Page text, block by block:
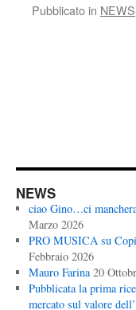
Pubblicato in NEWS
NEWS
ciao Gino…ci
Marzo 2026
PRO MUSICA su
Febbraio 2026
Mauro Farina 20
Pubblicata la prima
mercato sul valore